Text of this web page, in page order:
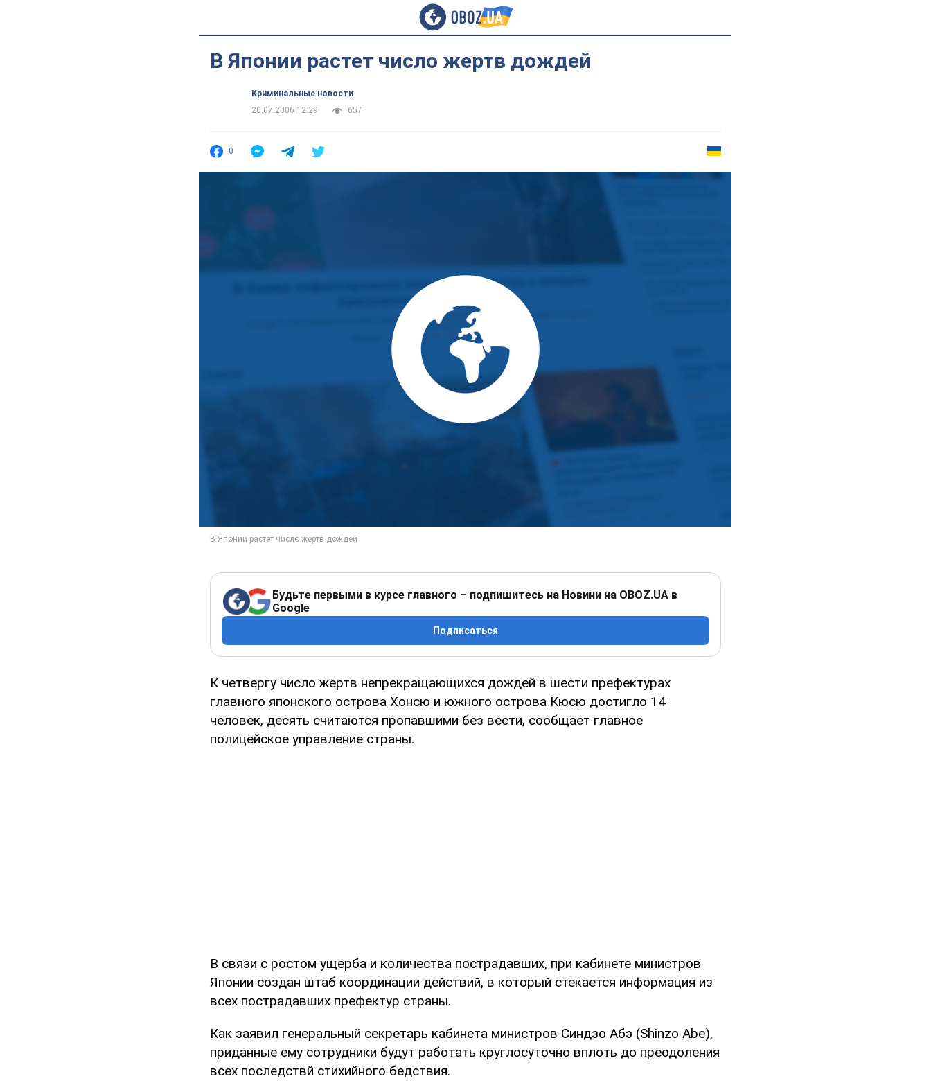
В Японии растет число жертв дождей
Криминальные новости
20.07.2006 12:29
657
0
Будьте первыми в курсе главного – подпишитесь на Новини на OBOZ.UA в
Google
Подписаться
К четвергу число жертв непрекращающихся дождей в шести префектурах
главного японского острова Хонсю и южного острова Кюсю достигло 14
человек, десять считаются пропавшими без вести, сообщает главное
полицейское управление страны.
В связи с ростом ущерба и количества пострадавших, при кабинете министров
Японии создан штаб координации действий, в который стекается информация из
всех пострадавших префектур страны.
Как заявил генеральный секретарь кабинета министров Синдзо Абэ (Shinzo Abe),
приданные ему сотрудники будут работать круглосуточно вплоть до преодоления
всех последствй стихийного бедствия.